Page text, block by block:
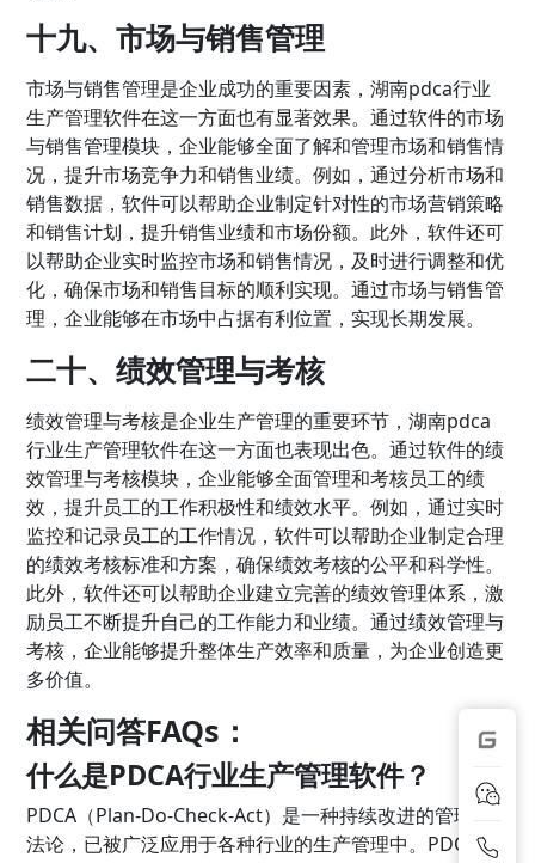
十九、市场与销售管理
市场与销售管理是企业成功的重要因素，湖南pdca行业
生产管理软件在这一方面也有显著效果。通过软件的市场
与销售管理模块，企业能够全面了解和管理市场和销售情
况，提升市场竞争力和销售业绩。例如，通过分析市场和
销售数据，软件可以帮助企业制定针对性的市场营销策略
和销售计划，提升销售业绩和市场份额。此外，软件还可
以帮助企业实时监控市场和销售情况，及时进行调整和优
化，确保市场和销售目标的顺利实现。通过市场与销售管
理，企业能够在市场中占据有利位置，实现长期发展。
二十、绩效管理与考核
绩效管理与考核是企业生产管理的重要环节，湖南pdca
行业生产管理软件在这一方面也表现出色。通过软件的绩
效管理与考核模块，企业能够全面管理和考核员工的绩
效，提升员工的工作积极性和绩效水平。例如，通过实时
监控和记录员工的工作情况，软件可以帮助企业制定合理
的绩效考核标准和方案，确保绩效考核的公平和科学性。
此外，软件还可以帮助企业建立完善的绩效管理体系，激
励员工不断提升自己的工作能力和业绩。通过绩效管理与
考核，企业能够提升整体生产效率和质量，为企业创造更
多价值。
相关问答FAQs：
什么是PDCA行业生产管理软件？
PDCA（Plan-Do-Check-Act）是一种持续改进的管理方
法论，已被广泛应用于各种行业的生产管理中。PDCA行